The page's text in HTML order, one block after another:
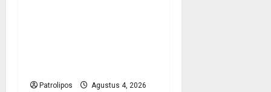
Patrolipos
Agustus 4, 2026